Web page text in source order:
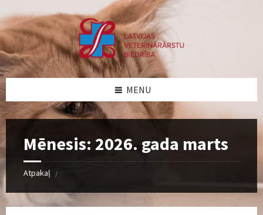
to
content
to
left
sidebar
to
right
sidebar
to
footer
MENU
Mēnesis: 2026. gada marts
Atpakaļ /